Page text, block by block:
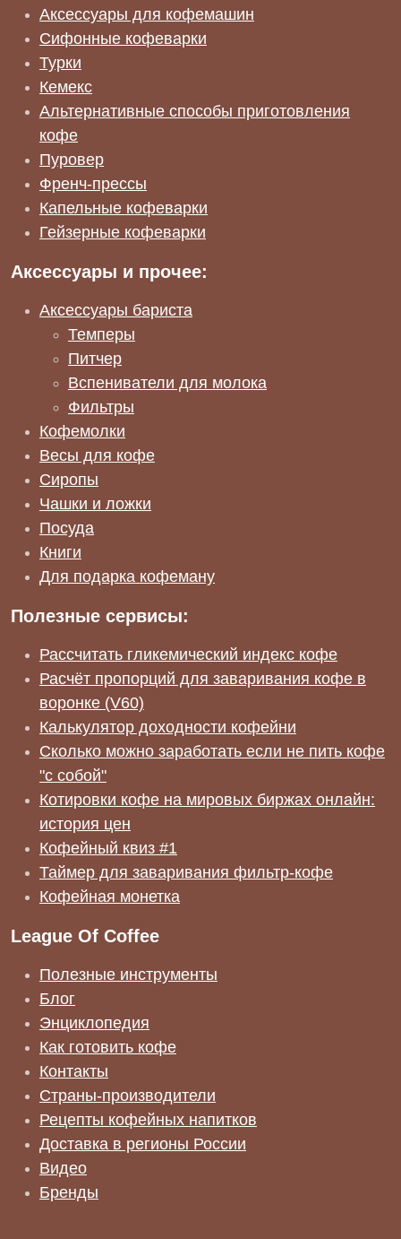
Аксессуары для кофемашин
Сифонные кофеварки
Турки
Кемекс
Альтернативные способы приготовления
кофе
Пуровер
Френч-прессы
Капельные кофеварки
Гейзерные кофеварки
Аксессуары и прочее:
Аксессуары бариста
Темперы
Питчер
Вспениватели для молока
Фильтры
Кофемолки
Весы для кофе
Сиропы
Чашки и ложки
Посуда
Книги
Для подарка кофеману
Полезные сервисы:
Рассчитать гликемический индекс кофе
Расчёт пропорций для заваривания кофе в
воронке (V60)
Калькулятор доходности кофейни
Сколько можно заработать если не пить кофе
"с собой"
Котировки кофе на мировых биржах онлайн:
история цен
Кофейный квиз #1
Таймер для заваривания фильтр-кофе
Кофейная монетка
League Of Coffee
Полезные инструменты
Блог
Энциклопедия
Как готовить кофе
Контакты
Страны-производители
Рецепты кофейных напитков
Доставка в регионы России
Видео
Бренды